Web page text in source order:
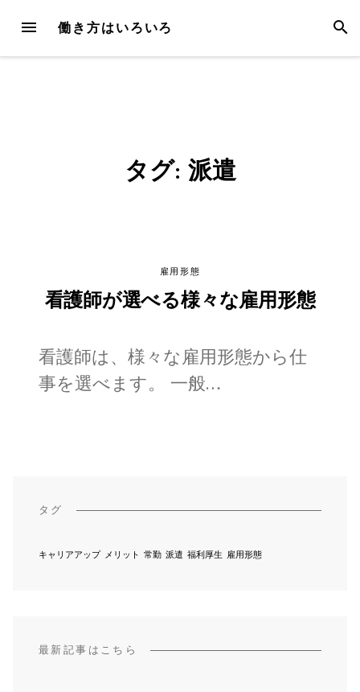
content
MENU 働き方はいろいろ
タグ: 派遣
雇用形態
看護師が選べる様々な雇用形態
看護師は、様々な雇用形態から仕
事を選べます。 一般…
タグ
キャリアアップ メリット 常勤 派遣 福利厚生 雇用形態
最新記事はこちら